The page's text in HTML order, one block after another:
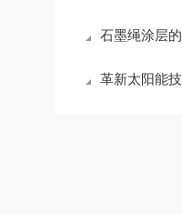
石墨绳涂层
革新太阳能技术：一探